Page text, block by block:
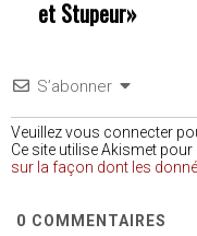
et Stupeur»
S’abonner
Veuillez vous connecter
Ce site utilise Akismet pour
sur la façon dont les
0 COMMENTAIRES